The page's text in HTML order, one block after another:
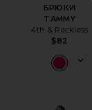
БРЮКИ
TAMMY
4th & Reckless
$82